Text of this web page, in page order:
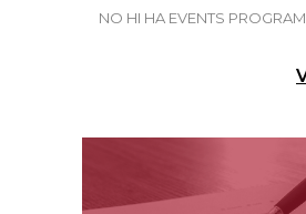
NO HI HA EVENTS